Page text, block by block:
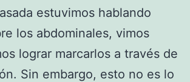
estuvimos hablando
los abdominales, vimos
lograr marcarlos a través de
Sin embargo, esto no es lo